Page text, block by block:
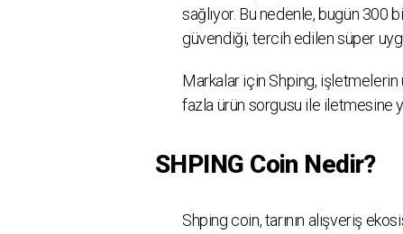
sağlıyor. Bu nedenle, bugün 300
güvendiği, tercih edilen süper
Markalar için Shping,
fazla ürün sorgusu ile iletmesine
SHPING Coin Nedir?
Shping coin, tarının alışveriş